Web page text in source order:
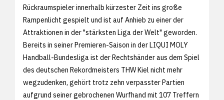
Rückraumspieler innerhalb kürzester Zeit ins große
Rampenlicht gespielt und ist auf Anhieb zu einer der
Attraktionen in der "stärksten Liga der Welt" geworden.
Bereits in seiner Premieren-Saison in der LIQUI MOLY
Handball-Bundesliga ist der Rechtshänder aus dem Spiel
des deutschen Rekordmeisters THW Kiel nicht mehr
wegzudenken, gehört trotz zehn verpasster Partien
aufgrund seiner gebrochenen Wurfhand mit 107 Treffern